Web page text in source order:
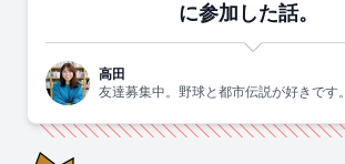
に参加した話。
高田
友達募集中。野球と都市伝説が好きです。